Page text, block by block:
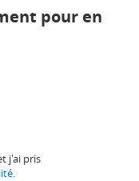
pour en
j'ai pris
.